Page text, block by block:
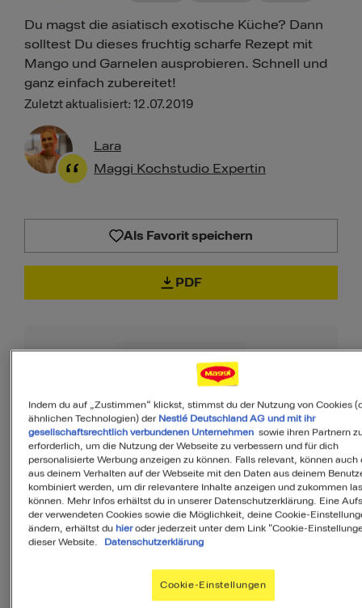
Du magst die asiatisch exotische Küche? Dann
solltest Du dieses fruchtig scharfe Rezept mit
Mango und Garnelen ausprobieren. Schnell und
ganz einfach zubereitet!
Zuletzt aktualisiert: 12.07.2019
Lara
Maggi Kochstudio Expertin
Als Favorit speichern
PDF
100
von 100
MyMenu IQ™
Ist diese Mahlzeit
ausgewogen?
MyMenuIQ hilft Dir, deinen Körper mit
Indem du auf „Zustimmen“ klickst, stimmst du der Nutzung von Cookies
ähnlichen Technologien) der Nestlé Deutschland AG und mit ihr
gesellschaftsrechtlich verbundenen Unternehmen sowie ihren Partnern
erforderlich, um die Nutzung der Webseite zu verbessern und für dich
personalisierte Werbung anzeigen zu können. Falls relevant, können auch
aus deinem Verhalten auf der Webseite mit den Daten aus deinem
kombiniert werden, um dir relevantere Inhalte anzeigen und zukommen
können. Mehr Infos erhältst du in unserer Datenschutzerklärung. Eine
der verwendeten Cookies sowie die Möglichkeit, deine Cookie-
ändern, erhältst du hieroder jederzeit unter dem Link "Cookie-
dieser Website.
Datenschutzerklärung
Cookie-Einstellungen